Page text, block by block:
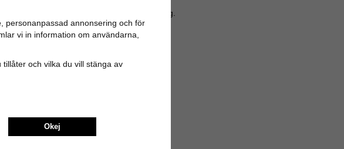
har ett hål på varje sida för enkel upphängning.
4,5 x 9 cm
personanpassad annonsering och för
vi in information om användarna,
och vilka du vill stänga av
Okej